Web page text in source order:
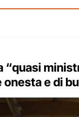
“quasi
e di